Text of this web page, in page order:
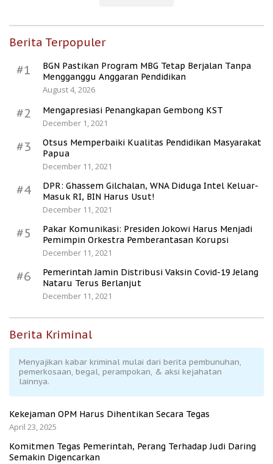
Berita Terpopuler
#1
BGN Pastikan Program MBG Tetap Berjalan Tanpa
Mengganggu Anggaran Pendidikan
August 4, 2026
#2
Mengapresiasi Penangkapan Gembong KST
December 1, 2021
#3
Otsus Memperbaiki Kualitas Pendidikan Masyarakat
Papua
December 11, 2021
#4
DPR: Ghassem Gilchalan, WNA Diduga Intel Keluar-
Masuk RI, BIN Harus Usut!
December 11, 2021
#5
Pakar Komunikasi: Presiden Jokowi Harus Menjadi
Pemimpin Orkestra Pemberantasan Korupsi
December 11, 2021
#6
Pemerintah Jamin Distribusi Vaksin Covid-19 Jelang
Nataru Terus Berlanjut
December 11, 2021
Berita Kriminal
Menyajikan kabar kriminal mulai dari berita pembunuhan,
pemerkosaan, begal, perampokan, & aksi kejahatan
lainnya.
Kekejaman OPM Harus Dihentikan Secara Tegas
April 23, 2025
Komitmen Tegas Pemerintah, Perang Terhadap Judi Daring
Semakin Digencarkan